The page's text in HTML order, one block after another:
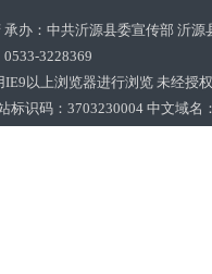
办：中共沂源县委宣传部 沂
3228369‌‌
以上浏览器进行浏览 未经授
标识码：3703230004 中文域名